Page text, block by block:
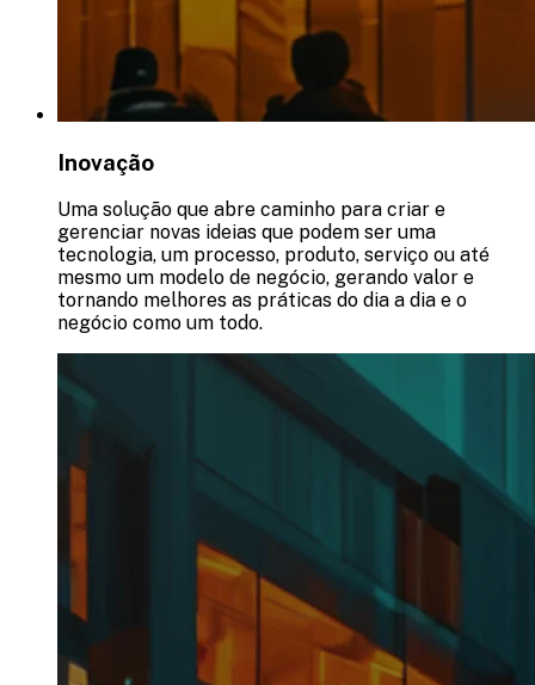
Inovação
Uma solução que abre caminho para criar e
gerenciar novas ideias que podem ser uma
tecnologia, um processo, produto, serviço ou até
mesmo um modelo de negócio, gerando valor e
tornando melhores as práticas do dia a dia e o
negócio como um todo.